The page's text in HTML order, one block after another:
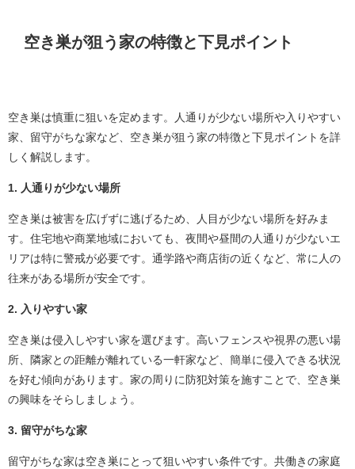
空き巣が狙う家の特徴と下見ポイント
空き巣は慎重に狙いを定めます。人通りが少ない場所や入りやすい
家、留守がちな家など、空き巣が狙う家の特徴と下見ポイントを詳
しく解説します。
1. 人通りが少ない場所
空き巣は被害を広げずに逃げるため、人目が少ない場所を好みま
す。住宅地や商業地域においても、夜間や昼間の人通りが少ないエ
リアは特に警戒が必要です。通学路や商店街の近くなど、常に人の
往来がある場所が安全です。
2. 入りやすい家
空き巣は侵入しやすい家を選びます。高いフェンスや視界の悪い場
所、隣家との距離が離れている一軒家など、簡単に侵入できる状況
を好む傾向があります。家の周りに防犯対策を施すことで、空き巣
の興味をそらしましょう。
3. 留守がちな家
留守がちな家は空き巣にとって狙いやすい条件です。共働きの家庭